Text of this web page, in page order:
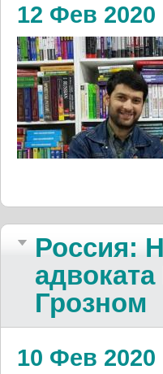
12 Фев 2020
Россия:
Грозном
10 Фев 2020